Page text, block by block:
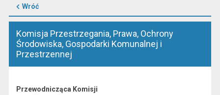
Wróć
Komisja Przestrzegania, Prawa, Ochrony
Środowiska, Gospodarki Komunalnej i
Przestrzennej
Przewodnicząca Komisji